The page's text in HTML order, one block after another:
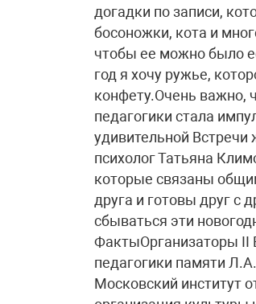
догадки по записи,
босоножки, кота и
чтобы ее можно было
год я хочу ружье,
конфету.Очень важно,
педагогики стала
удивительной Встречи
психолог Татьяна
которые связаны
друга и готовы друг с
сбываться эти
ФактыОрганизаторы II
педагогики памяти
Московский институт